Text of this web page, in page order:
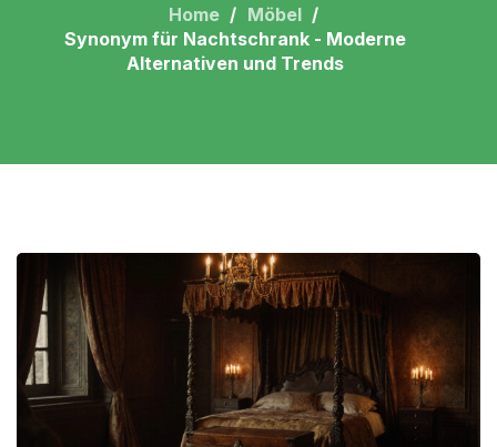
Home
Möbel
Synonym für Nachtschrank - Moderne
Alternativen und Trends